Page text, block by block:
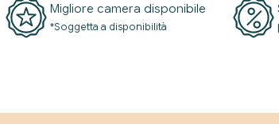
Migliore camera disponibile
*Soggetta a disponibilità